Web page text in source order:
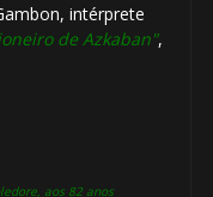
intérprete
de Azkaban",
aos 82 anos